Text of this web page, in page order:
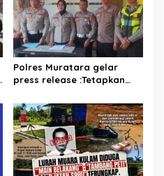
Polres Muratara gelar
press release :Tetapkan
Tersangka Kecelakaan
Maut antara Bus ALS dan
Tangki BBM Tewaskan 19
Orang